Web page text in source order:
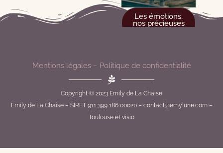
Les émotions,
nos précieuses
Mentions légales– Politique de confidentialité
Copyright © 2023 Emily de La Chaise
Emily de La Chaise – SIRET 911 399 186 00020 – contact@emylune.com –
Toulouse et visio